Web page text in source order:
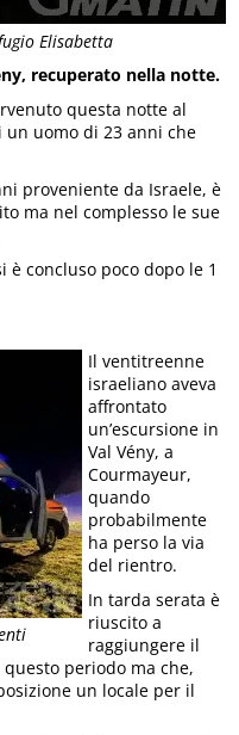
Elisabetta
recuperato nella notte.
questa notte al
uomo di 23 anni che
proveniente da Israele, è
ma nel complesso le sue
è concluso poco dopo le 1
Il ventitreenne
israeliano aveva
affrontato
un’escursione in
Val Vény, a
Courmayeur,
quando
probabilmente
ha perso la via
del rientro.
In tarda serata è
riuscito a
raggiungere il
periodo ma che,
un locale per il